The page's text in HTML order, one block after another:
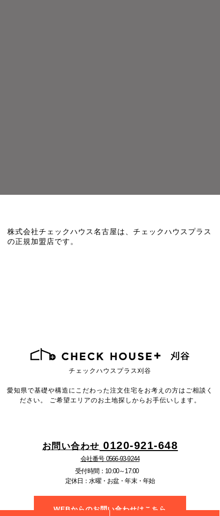
株式会社チェックハウス名古屋は、チェックハウスプラス
の正規加盟店です。
チェックハウスプラス刈谷
愛知県で基礎や構造にこだわった注文住宅を お考えの方はご相談く
ださい。
ご希望エリアのお土地探しからお手伝いします。
お問い合わせ 0120-921-648
会社番号 0566-93-9244
受付時間：10:00～17:00
定休日：水曜・お盆・年末・年始
WEBからのお問い合わせはこちら